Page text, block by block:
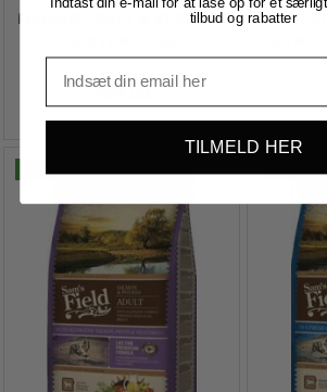
MEDIUM - BEEF & VEAL, NO
499,00
+
tilbud og rabatter
TILMELD HER